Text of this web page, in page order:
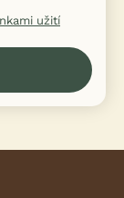
užití